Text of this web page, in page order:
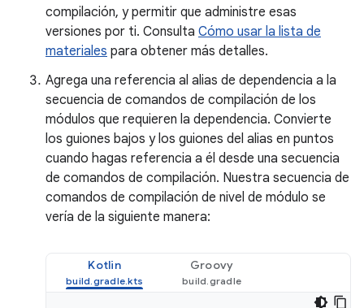
compilación, y permitir que administre esas
versiones por ti. Consulta Cómo usar la lista de
materiales para obtener más detalles.
Agrega una referencia al alias de dependencia a la
secuencia de comandos de compilación de los
módulos que requieren la dependencia. Convierte
los guiones bajos y los guiones del alias en puntos
cuando hagas referencia a él desde una secuencia
de comandos de compilación. Nuestra secuencia de
comandos de compilación de nivel de módulo se
vería de la siguiente manera:
Kotlin Groovy